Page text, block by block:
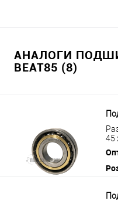
АНАЛОГИ
BEAT85 (8)
45